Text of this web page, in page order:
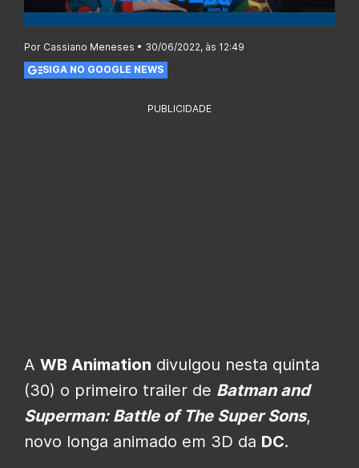
Por Cassiano Meneses • 30/06/2022, às 12:49
SIGA NO GOOGLE NEWS
PUBLICIDADE
A WB Animation divulgou nesta quinta
(30) o primeiro trailer de Batman and
Superman: Battle of The Super Sons,
novo longa animado em 3D da DC.